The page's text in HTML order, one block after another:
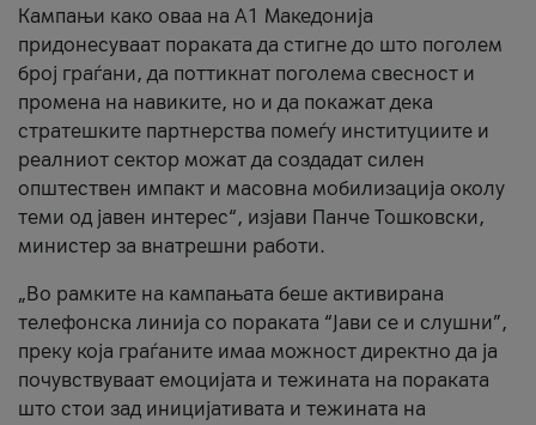
Кампањи како оваа на A1 Македонија
придонесуваат пораката да стигне до што поголем
број граѓани, да поттикнат поголема свесност и
промена на навиките, но и да покажат дека
стратешките партнерства помеѓу институциите и
реалниот сектор можат да создадат силен
општествен импакт и масовна мобилизација околу
теми од јавен интерес“, изјави Панче Тошковски,
министер за внатрешни работи.
„Во рамките на кампањата беше активирана
телефонска линија со пораката “Јави се и слушни”,
преку која граѓаните имаа можност директно да ја
почувствуваат емоцијата и тежината на пораката
што стои зад иницијативата и тежината на